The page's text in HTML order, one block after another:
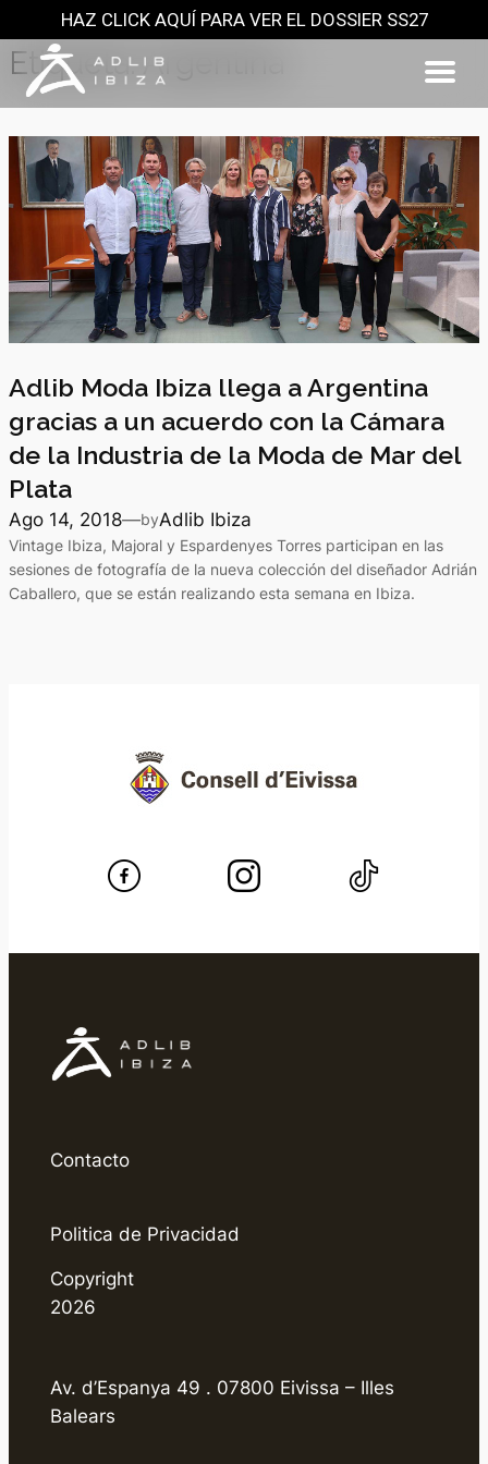
al
contenido
HAZ CLICK AQUÍ PARA VER EL DOSSIER SS27
Etiqueta:Argentina
Adlib Moda Ibiza llega a Argentina
gracias a un acuerdo con la Cámara
de la Industria de la Moda de Mar del
Plata
Ago 14, 2018—byAdlib Ibiza
Vintage Ibiza, Majoral y Espardenyes Torres participan en las
sesiones de fotografía de la nueva colección del diseñador Adrián
Caballero, que se están realizando esta semana en Ibiza.
Contacto
Politica de Privacidad
Copyright
2026
Av. d’Espanya 49 . 07800 Eivissa – Illes
Balears